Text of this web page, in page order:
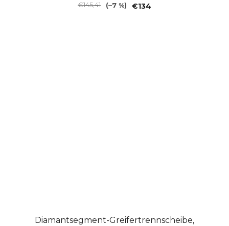
€134
€145,41 (–7 %)
Diamantsegment-Greifertrennscheibe,